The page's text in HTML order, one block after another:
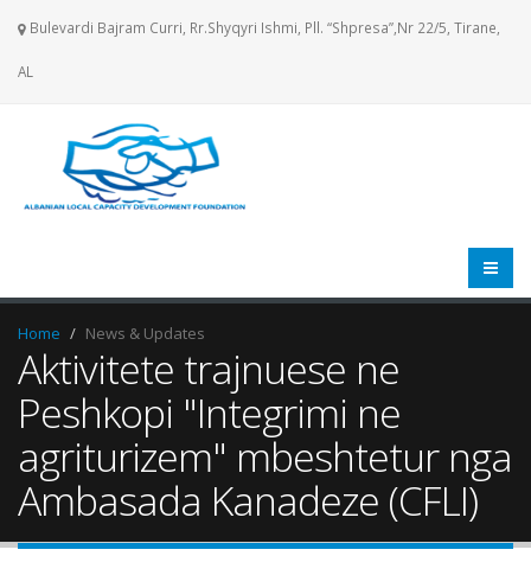
Bulevardi Bajram Curri, Rr.Shyqyri Ishmi, Pll. “Shpresa”,Nr 22/5, Tirane,
AL
Home News & Updates
Aktivitete trajnuese ne
Peshkopi "Integrimi ne
agriturizem" mbeshtetur nga
Ambasada Kanadeze (CFLI)